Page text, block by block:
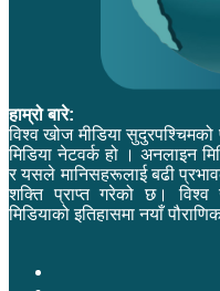
हाम्रो बारे:
विश्व खोज मीडिया
मिडिया नेटवर्क हो । अनलाइन
र यसले मानिसहरूलाई बढी
शक्ति प्राप्त गरेको छ। विश्व
मिडियाको इतिहासमा नयाँ